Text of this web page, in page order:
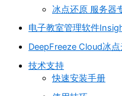
冰点还原 服务器
电子教室管理软件
DeepFreeze Cloud冰点
技术支持
快速安装手册